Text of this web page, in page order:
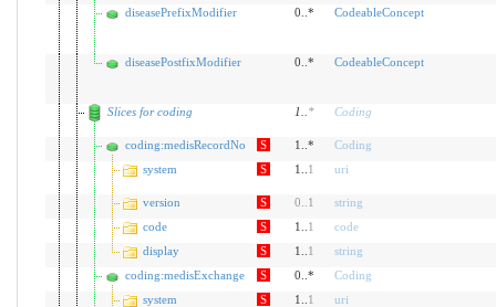
diseasePrefixModifier
0..* CodeableConcept
diseasePostfixModifier 0..* CodeableConcept
Slices for coding 1 * Coding
coding:medisRecordNo S 1..*
Coding
system
S 1.. 1 uri
version S 0 1
string
code
S 1.. 1
code
display
S 1.. 1
string
coding:medisExchange
S 0..*
Coding
system
S 1.. 1 uri